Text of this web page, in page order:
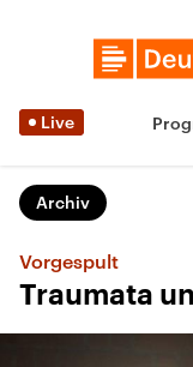
Live
Archiv
Vorgespult
Traumata